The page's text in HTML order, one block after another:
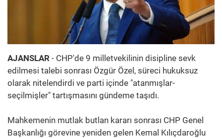
AJANSLAR - CHP'de 9 milletvekilinin disipline sevk
edilmesi talebi sonrası Özgür Özel, süreci hukuksuz
olarak nitelendirdi ve parti içinde "atanmışlar-
seçilmişler" tartışmasını gündeme taşıdı.
Mahkemenin mutlak butlan kararı sonrası CHP Genel
Başkanlığı görevine yeniden gelen Kemal Kılıçdaroğlu